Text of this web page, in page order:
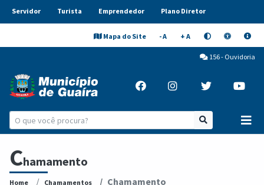
Servidor Turista Emprendedor Plano Diretor
Mapa do Site - A + A
156 - Ouvidoria
Chamamento
Home Chamamentos Chamamento